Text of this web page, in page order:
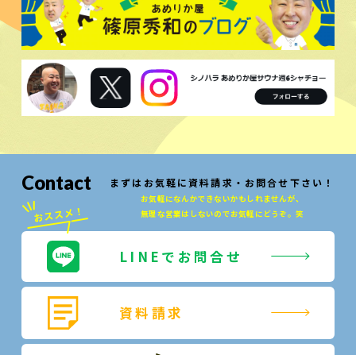
Contact まずはお気軽に資料請求・お問合せ下さい！
お気軽になんかできないかもしれませんが、
無理な営業はしないのでお気軽にどうぞ。笑
LINEでお問合せ
資料請求